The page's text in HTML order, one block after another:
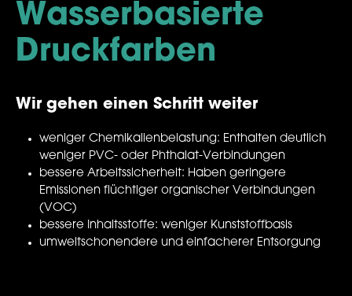
Wasserbasierte
Druckfarben
Wir gehen einen Schritt weiter
weniger Chemikalienbelastung: Enthalten deutlich
weniger PVC- oder Phthalat-Verbindungen
bessere Arbeitssicherheit: Haben geringere
Emissionen flüchtiger organischer Verbindungen
(VOC)
bessere Inhaltsstoffe: weniger Kunststoffbasis
umweltschonendere und einfacherer Entsorgung